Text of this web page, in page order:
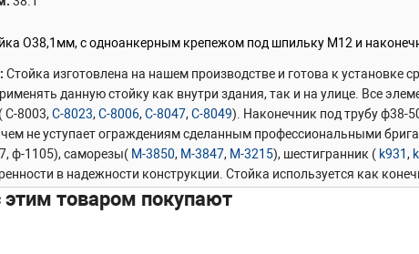
O38,1мм, с одноанкерным крепежом под шпильку М12 и
Стойка изготовлена на нашем производстве и готова к установке
данную стойку как внутри здания, так и на улице. Все
С-8003,С-8023,С-8006,С-8047,С-8049). Наконечник под трубу ф38-
не уступает ограждениям сделанным профессиональными
ф-1105), саморезы( М-3850, М-3847, М-3215), шестигранник ( k931,
в надежности конструкции. Стойка используется как
слева k736-L. Балясины со стеклом ставят в торговых и
стойки, в том, что не нужно ловить отверстия в стекле, что
этим товаром покупают